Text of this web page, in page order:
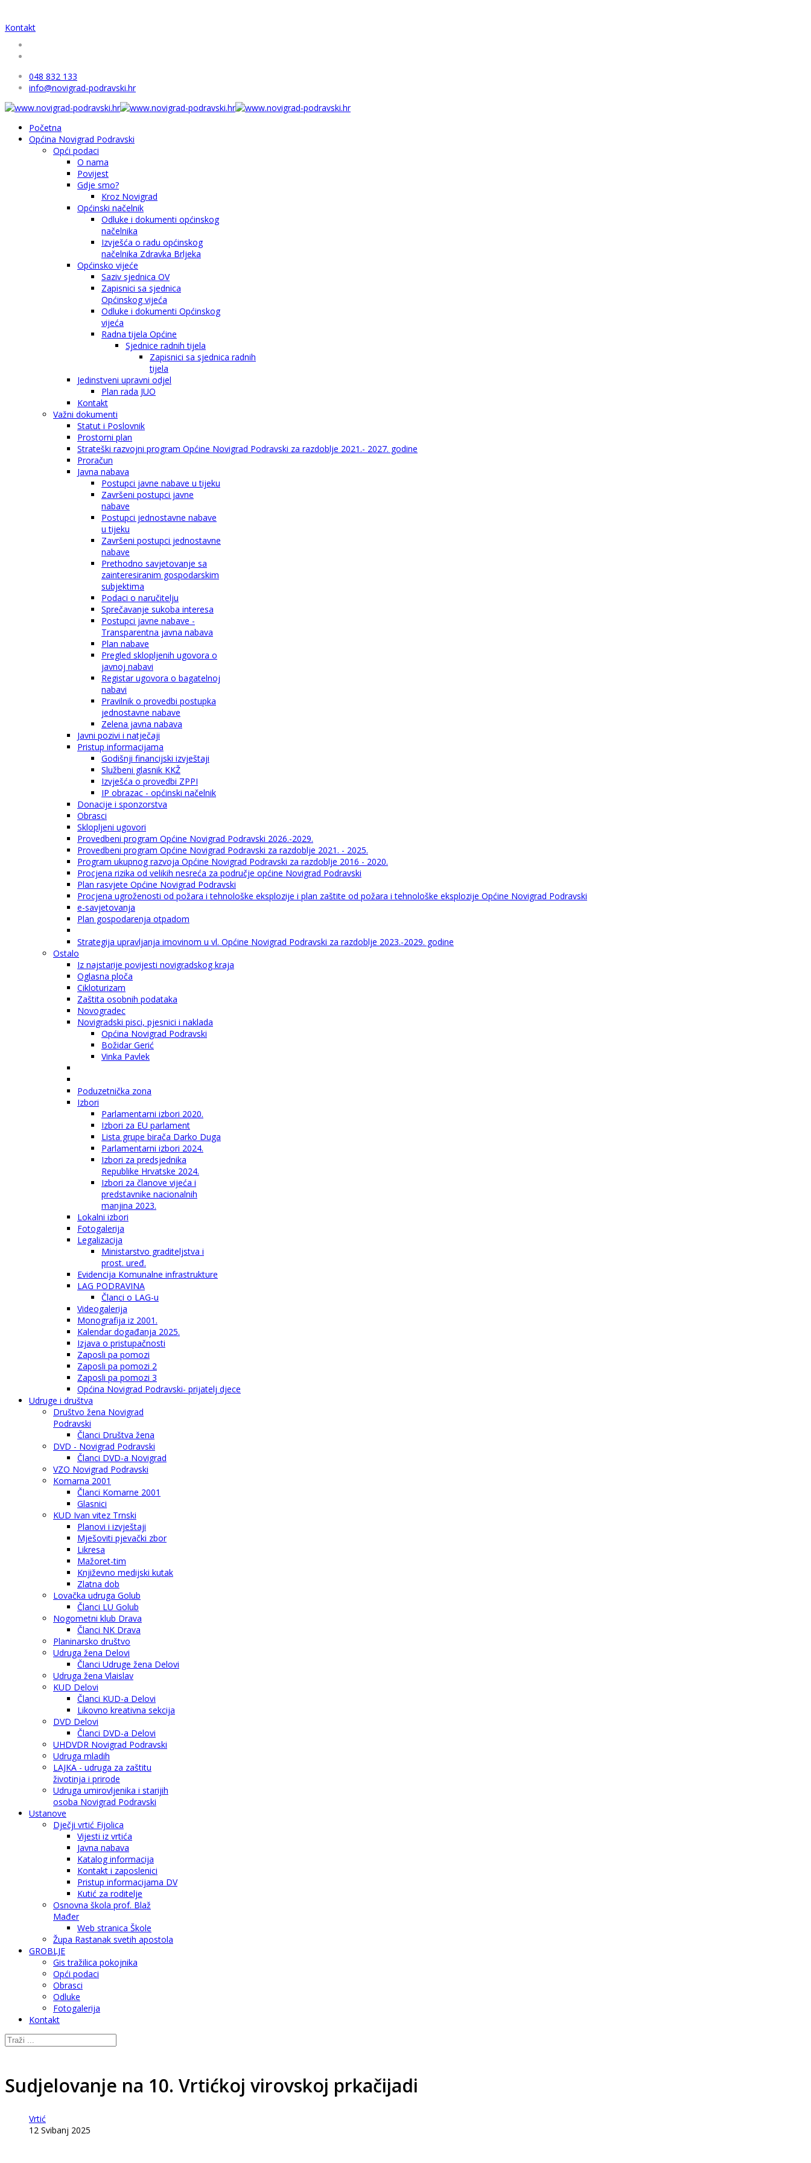
Kontakt
048 832 133
info@novigrad-podravski.hr
Početna
Općina Novigrad Podravski
Opći podaci
O nama
Povijest
Gdje smo?
Kroz Novigrad
Općinski načelnik
Odluke i dokumenti općinskog
načelnika
Izvješća o radu općinskog
načelnika Zdravka Brljeka
Općinsko vijeće
Saziv sjednica OV
Zapisnici sa sjednica
Općinskog vijeća
Odluke i dokumenti Općinskog
vijeća
Radna tijela Općine
Sjednice radnih tijela
Zapisnici sa sjednica radnih
tijela
Jedinstveni upravni odjel
Plan rada JUO
Kontakt
Važni dokumenti
Statut i Poslovnik
Prostorni plan
Strateški razvojni program Općine Novigrad Podravski za razdoblje 2021.- 2027. godine
Proračun
Javna nabava
Postupci javne nabave u tijeku
Završeni postupci javne
nabave
Postupci jednostavne nabave
u tijeku
Završeni postupci jednostavne
nabave
Prethodno savjetovanje sa
zainteresiranim gospodarskim
subjektima
Podaci o naručitelju
Sprečavanje sukoba interesa
Postupci javne nabave -
Transparentna javna nabava
Plan nabave
Pregled sklopljenih ugovora o
javnoj nabavi
Registar ugovora o bagatelnoj
nabavi
Pravilnik o provedbi postupka
jednostavne nabave
Zelena javna nabava
Javni pozivi i natječaji
Pristup informacijama
Godišnji financijski izvještaji
Službeni glasnik KKŽ
Izvješća o provedbi ZPPI
IP obrazac - općinski načelnik
Donacije i sponzorstva
Obrasci
Sklopljeni ugovori
Provedbeni program Općine Novigrad Podravski 2026.-2029.
Provedbeni program Općine Novigrad Podravski za razdoblje 2021. - 2025.
Program ukupnog razvoja Općine Novigrad Podravski za razdoblje 2016 - 2020.
Procjena rizika od velikih nesreća za područje općine Novigrad Podravski
Plan rasvjete Općine Novigrad Podravski
Procjena ugroženosti od požara i tehnološke eksplozije i plan zaštite od požara i tehnološke eksplozije Općine Novigrad Podravski
e-savjetovanja
Plan gospodarenja otpadom
Strategija upravljanja imovinom u vl. Općine Novigrad Podravski za razdoblje 2023.-2029. godine
Ostalo
Iz najstarije povijesti novigradskog kraja
Oglasna ploča
Cikloturizam
Zaštita osobnih podataka
Novogradec
Novigradski pisci, pjesnici i naklada
Općina Novigrad Podravski
Božidar Gerić
Vinka Pavlek
Poduzetnička zona
Izbori
Parlamentarni izbori 2020.
Izbori za EU parlament
Lista grupe birača Darko Duga
Parlamentarni izbori 2024.
Izbori za predsjednika
Republike Hrvatske 2024.
Izbori za članove vijeća i
predstavnike nacionalnih
manjina 2023.
Lokalni izbori
Fotogalerija
Legalizacija
Ministarstvo graditeljstva i
prost. uređ.
Evidencija Komunalne infrastrukture
LAG PODRAVINA
Članci o LAG-u
Videogalerija
Monografija iz 2001.
Kalendar događanja 2025.
Izjava o pristupačnosti
Zaposli pa pomozi
Zaposli pa pomozi 2
Zaposli pa pomozi 3
Općina Novigrad Podravski- prijatelj djece
Udruge i društva
Društvo žena Novigrad
Podravski
Članci Društva žena
DVD - Novigrad Podravski
Članci DVD-a Novigrad
VZO Novigrad Podravski
Komarna 2001
Članci Komarne 2001
Glasnici
KUD Ivan vitez Trnski
Planovi i izvještaji
Mješoviti pjevački zbor
Likresa
Mažoret-tim
Književno medijski kutak
Zlatna dob
Lovačka udruga Golub
Članci LU Golub
Nogometni klub Drava
Članci NK Drava
Planinarsko društvo
Udruga žena Delovi
Članci Udruge žena Delovi
Udruga žena Vlaislav
KUD Delovi
Članci KUD-a Delovi
Likovno kreativna sekcija
DVD Delovi
Članci DVD-a Delovi
UHDVDR Novigrad Podravski
Udruga mladih
LAJKA - udruga za zaštitu
životinja i prirode
Udruga umirovljenika i starijih
osoba Novigrad Podravski
Ustanove
Dječji vrtić Fijolica
Vijesti iz vrtića
Javna nabava
Katalog informacija
Kontakt i zaposlenici
Pristup informacijama DV
Kutić za roditelje
Osnovna škola prof. Blaž
Mađer
Web stranica Škole
Župa Rastanak svetih apostola
GROBLJE
Gis tražilica pokojnika
Opći podaci
Obrasci
Odluke
Fotogalerija
Kontakt
Sudjelovanje na 10. Vrtićkoj virovskoj prkačijadi
Vrtić
12 Svibanj 2025